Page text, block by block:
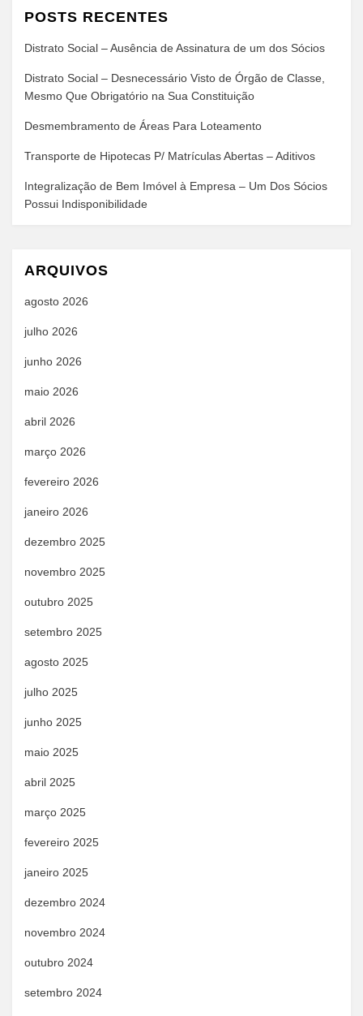
POSTS RECENTES
Distrato Social – Ausência de Assinatura de um dos Sócios
Distrato Social – Desnecessário Visto de Órgão de Classe,
Mesmo Que Obrigatório na Sua Constituição
Desmembramento de Áreas Para Loteamento
Transporte de Hipotecas P/ Matrículas Abertas – Aditivos
Integralização de Bem Imóvel à Empresa – Um Dos Sócios
Possui Indisponibilidade
ARQUIVOS
agosto 2026
julho 2026
junho 2026
maio 2026
abril 2026
março 2026
fevereiro 2026
janeiro 2026
dezembro 2025
novembro 2025
outubro 2025
setembro 2025
agosto 2025
julho 2025
junho 2025
maio 2025
abril 2025
março 2025
fevereiro 2025
janeiro 2025
dezembro 2024
novembro 2024
outubro 2024
setembro 2024